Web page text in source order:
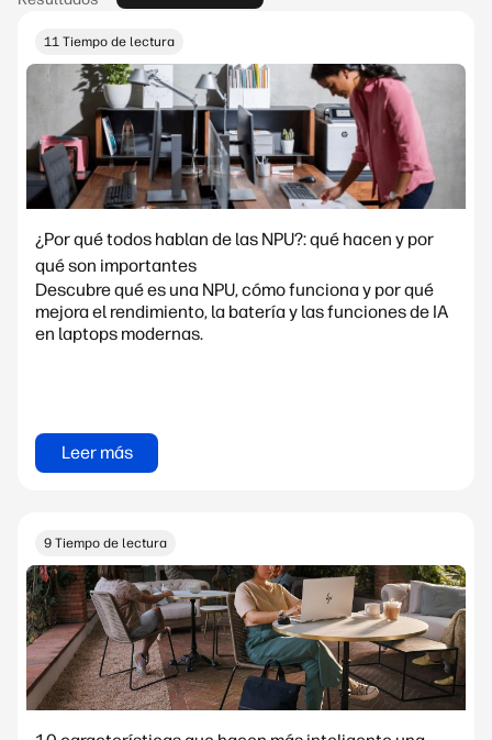
11 Tiempo de lectura
¿Por qué todos hablan de las NPU?: qué hacen y por
qué son importantes
Descubre qué es una NPU, cómo funciona y por qué
mejora el rendimiento, la batería y las funciones de IA
en laptops modernas.
Leer más
9 Tiempo de lectura